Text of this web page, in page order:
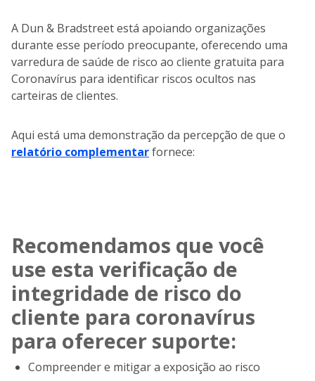
A Dun & Bradstreet está apoiando organizações
durante esse período preocupante, oferecendo uma
varredura de saúde de risco ao cliente gratuita para
Coronavírus para identificar riscos ocultos nas
carteiras de clientes.
Aqui está uma demonstração da percepção de que o
relatório complementarfornece:
Recomendamos que você
use esta verificação de
integridade de risco do
cliente para coronavírus
para oferecer suporte:
Compreender e mitigar a exposição ao risco